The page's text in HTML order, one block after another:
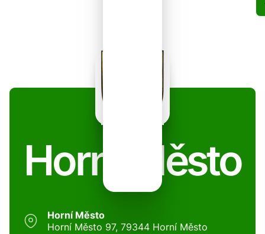
Horní Město
Horní Město
Horní Město 97, 79344 Horní Město